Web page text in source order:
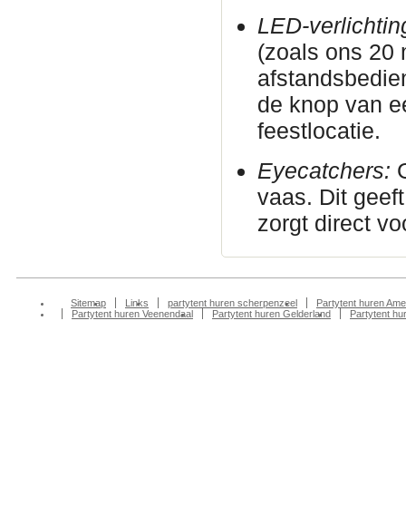
LED-
(zoals ons 20
de knop van
feestlocatie.
Eyecatchers:
vaas. Dit
zorgt direct
Sitemap Links partytent huren scherpenzeel
Partytent huren
Partytent huren Veenendaal
Partytent huren Gelderland Partytent